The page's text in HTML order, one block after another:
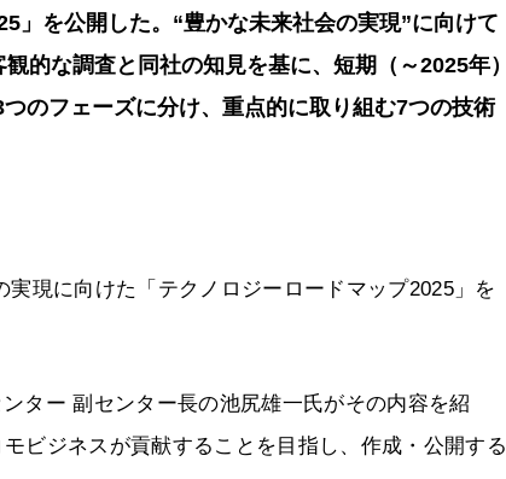
」を公開した。“豊かな未来社会の実現”に向けて
的な調査と同社の知見を基に、短期（～2025年）
のフェーズに分け、重点的に取り組む7つの技術
現に向けた「テクノロジーロードマップ2025」を
ター 副センター長の池尻雄一氏がその内容を紹
ビジネスが貢献することを目指し、作成・公開する